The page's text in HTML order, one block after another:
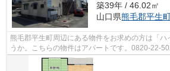
築39年 / 46.02㎡
山口県熊毛郡平生
熊毛郡平生町周辺にある物件をお求めの方は「ハ
うか。こちらの物件はアパートです。0820-22-
よりいつでもご連絡ください。熊毛...